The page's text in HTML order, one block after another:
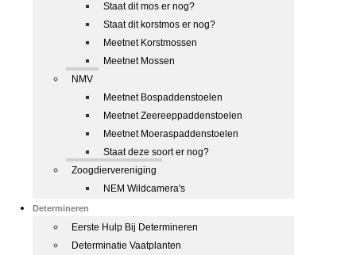
Staat dit mos er nog?
Staat dit korstmos er nog?
Meetnet Korstmossen
Meetnet Mossen
NMV
Meetnet Bospaddenstoelen
Meetnet Zeereeppaddenstoelen
Meetnet Moeraspaddenstoelen
Staat deze soort er nog?
Zoogdiervereniging
NEM Wildcamera's
Determineren
Eerste Hulp Bij Determineren
Determinatie Vaatplanten